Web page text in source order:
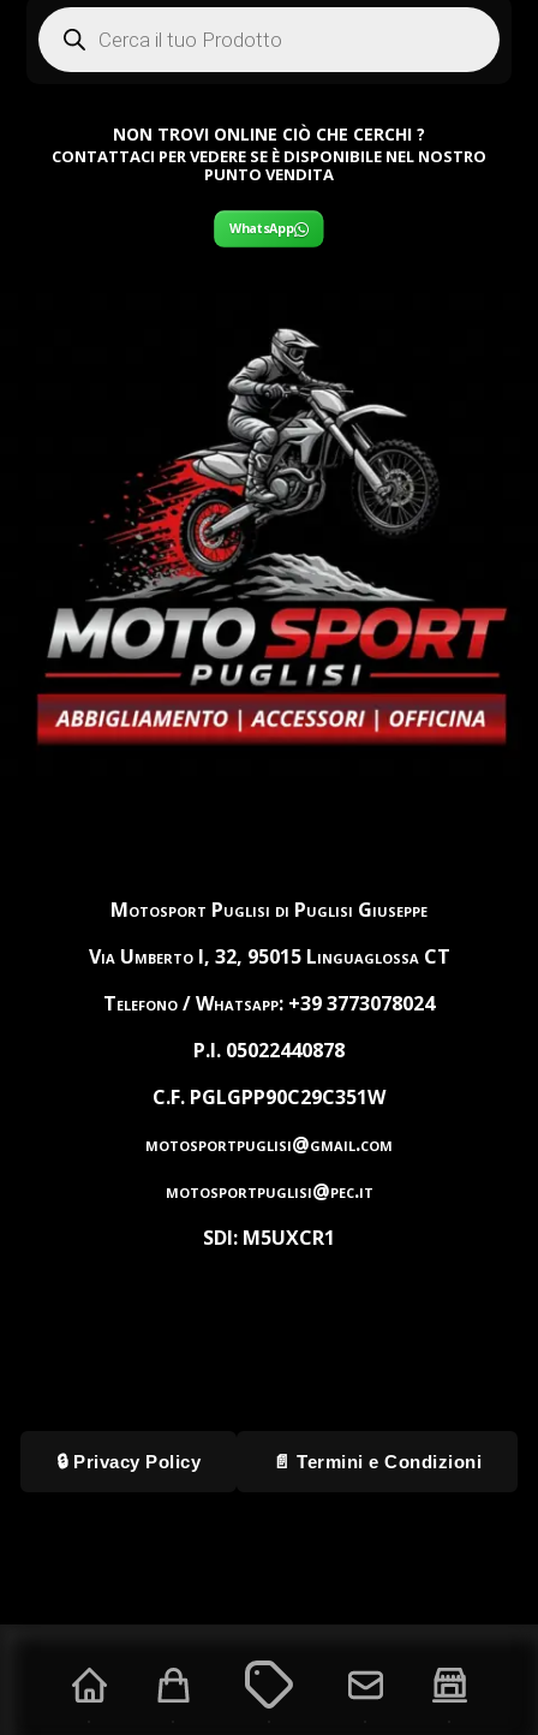
Products
search
NON TROVI ONLINE CIÒ CHE CERCHI ?
CONTATTACI PER VEDERE SE È DISPONIBILE NEL NOSTRO
PUNTO VENDITA
WhatsApp
Motosport Puglisi di Puglisi Giuseppe
Via Umberto I, 32, 95015 Linguaglossa CT
Telefono / Whatsapp: +39 3773078024
P.I. 05022440878
C.F. PGLGPP90C29C351W
motosportpuglisi@gmail.com
motosportpuglisi@pec.it
SDI: M5UXCR1
🔒 Privacy Policy 📄 Termini e Condizioni